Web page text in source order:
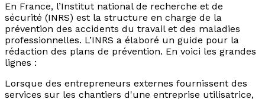
En France, l’Institut national de recherche et de
sécurité (INRS) est la structure en charge de la
prévention des accidents du travail et des maladies
professionnelles. L’INRS a élaboré un guide pour la
rédaction des plans de prévention. En voici les grandes
lignes :
Lorsque des entrepreneurs externes fournissent des
services sur les chantiers d'une entreprise utilisatrice,